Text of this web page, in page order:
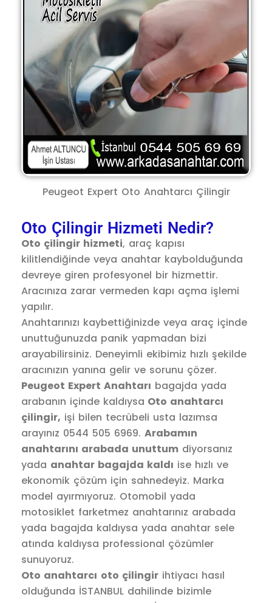
Peugeot Expert Oto Anahtarcı Çilingir
Oto Çilingir Hizmeti Nedir?
Oto çilingir hizmeti, araç kapısı
kilitlendiğinde veya anahtar kaybolduğunda
devreye giren profesyonel bir hizmettir.
Aracınıza zarar vermeden kapı açma işlemi
yapılır.
Anahtarınızı kaybettiğinizde veya araç içinde
unuttuğunuzda panik yapmadan bizi
arayabilirsiniz. Deneyimli ekibimiz hızlı şekilde
aracınızın yanına gelir ve sorunu çözer.
Peugeot Expert Anahtarı bagajda yada
arabanın içinde kaldıysa Oto anahtarcı
çilingir, işi bilen tecrübeli usta lazımsa
arayınız 0544 505 6969. Arabamın
anahtarını arabada unuttum diyorsanız
yada anahtar bagajda kaldı ise hızlı ve
ekonomik çözüm için sahnedeyiz. Marka
model ayırmıyoruz. Otomobil yada
motosiklet farketmez anahtarınız arabada
yada bagajda kaldıysa yada anahtar sele
atında kaldıysa professional çözümler
sunuyoruz.
Oto anahtarcı oto çilingir ihtiyacı hasıl
olduğunda İSTANBUL dahilinde bizimle